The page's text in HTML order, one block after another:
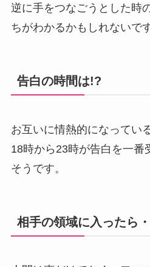
逆に手をつなごうとした時
ちがわかるかもしれないで
告白の時間は!?
お互いに情熱的になってい
18時から23時が告白を一番
そうです。
相手の領域に入ったら・